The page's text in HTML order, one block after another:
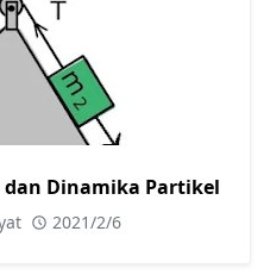
Dinamika Partikel
2021/2/6